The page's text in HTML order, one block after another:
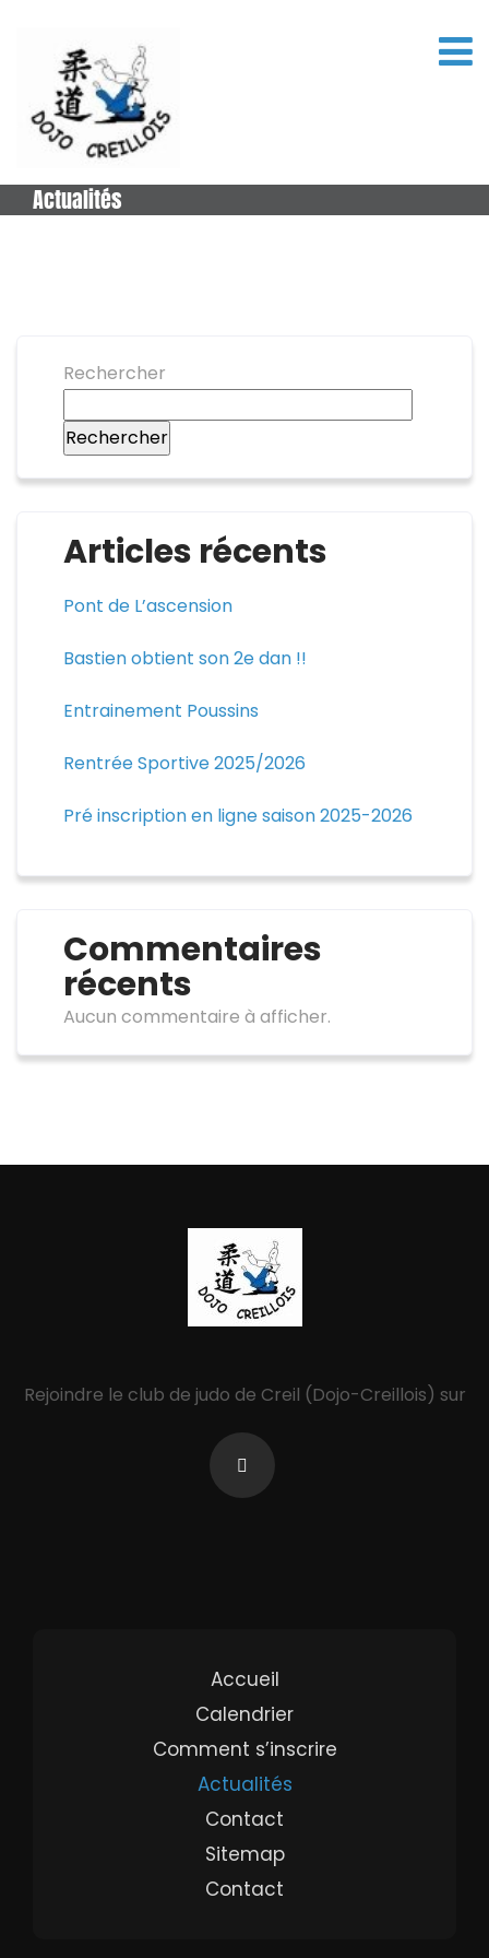
Actualités
Rechercher
Rechercher
Articles récents
Pont de L’ascension
Bastien obtient son 2e dan !!
Entrainement Poussins
Rentrée Sportive 2025/2026
Pré inscription en ligne saison 2025-2026
Commentaires
récents
Aucun commentaire à afficher.
Rejoindre le club de judo de Creil (Dojo-Creillois) sur
Accueil
Calendrier
Comment s’inscrire
Actualités
Contact
Sitemap
Contact